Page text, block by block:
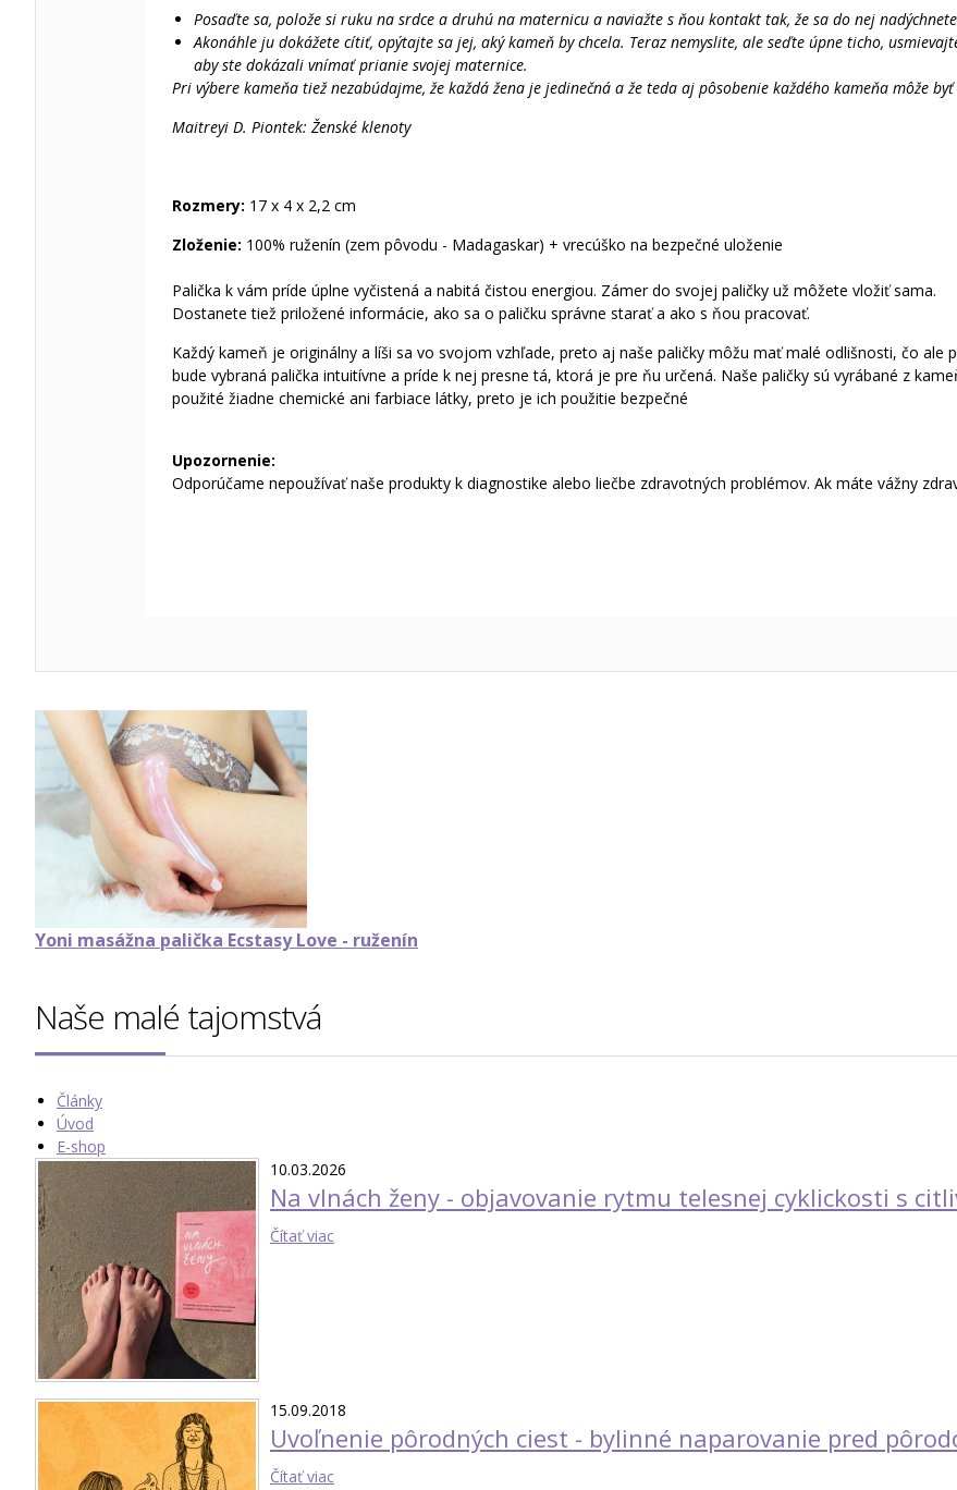
Posaďte sa, polože si ruku na srdce a druhú na maternicu a naviažte s ňou kontakt tak, že sa do nej
Akonáhle ju dokážete cítiť, opýtajte sa jej, aký kameň by chcela. Teraz nemyslite, ale seďte úpne ticho,
aby ste dokázali vnímať prianie svojej maternice.
Pri výbere kameňa tiež nezabúdajme, že každá žena je jedinečná a že teda aj pôsobenie každého kameňa môže
Maitreyi D. Piontek: Ženské klenoty
Rozmery: 17 x 4 x 2,2 cm
Zloženie: 100% ruženín (zem pôvodu - Madagaskar) + vrecúško na bezpečné uloženie
Palička k vám príde úplne vyčistená a nabitá čistou energiou. Zámer do svojej paličky už môžete vložiť sama.
Dostanete tiež priložené informácie, ako sa o paličku správne starať a ako s ňou pracovať.
Každý kameň je originálny a líši sa vo svojom vzhľade, preto aj naše paličky môžu mať malé odlišnosti, čo ale
bude vybraná palička intuitívne a príde k nej presne tá, ktorá je pre ňu určená. Naše paličky sú vyrábané z
použité žiadne chemické ani farbiace látky, preto je ich použitie bezpečné
Upozornenie:
Odporúčame nepoužívať naše produkty k diagnostike alebo liečbe zdravotných problémov. Ak máte vážny
Yoni masážna palička Ecstasy Love - ruženín
Naše malé tajomstvá
Články
Úvod
E-shop
10.03.2026
Na vlnách ženy - objavovanie rytmu telesnej cyklickosti s
Čítať viac
15.09.2018
Uvoľnenie pôrodných ciest - bylinné naparovanie pred
Čítať viac